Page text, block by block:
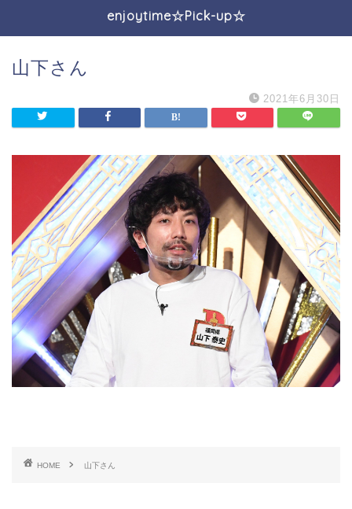
enjoytime☆Pick-up☆
山下さん
2021年6月30日
HOME 山下さん